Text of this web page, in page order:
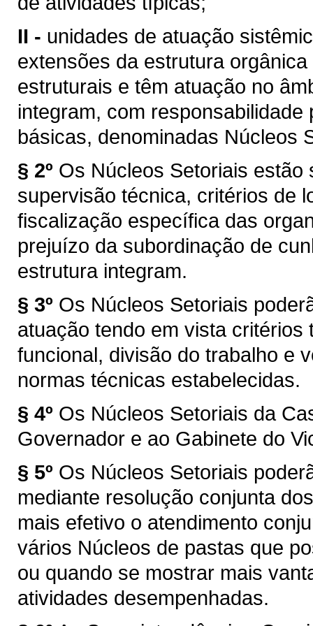
II - unidades de atuação
extensões da estrutura
estruturais e têm atuação no
integram, com
básicas, denominadas Núcleos
§ 2º Os Núcleos Setoriais
supervisão técnica, critérios de
fiscalização específica das
prejuízo da subordinação de
estrutura integram.
§ 3º Os Núcleos Setoriais
atuação tendo em vista
funcional, divisão do trabalho e
normas técnicas estabelecidas.
§ 4º Os Núcleos Setoriais da
Governador e ao Gabinete do
§ 5º Os Núcleos Setoriais
mediante resolução conjunta
mais efetivo o atendimento
vários Núcleos de pastas que
ou quando se mostrar mais
atividades desempenhadas.